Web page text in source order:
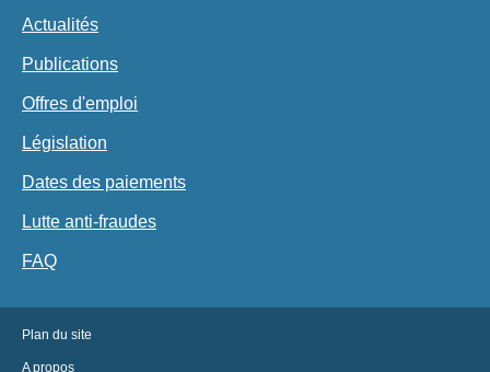
Actualités
Publications
Offres d'emploi
Législation
Dates des paiements
Lutte anti-fraudes
FAQ
Plan du site
A propos